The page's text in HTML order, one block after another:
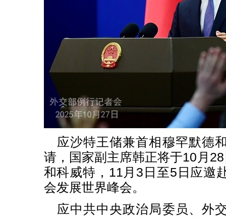
应沙特王储兼首相穆罕默德
请，国家副主席韩正将于10月
和科威特，11月3日至5日应邀
会发展世界峰会。
应中共中央政治局委员、外